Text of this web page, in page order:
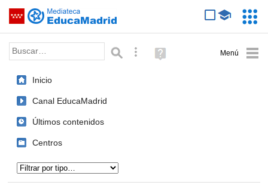
Saltar navegación
Palabra o frase: Búsqueda avanzada
Ayuda
(en
Inicio
Canal EducaMadrid
Últimos contenidos
Centros